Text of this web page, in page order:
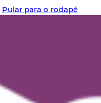
Pular para o rodapé